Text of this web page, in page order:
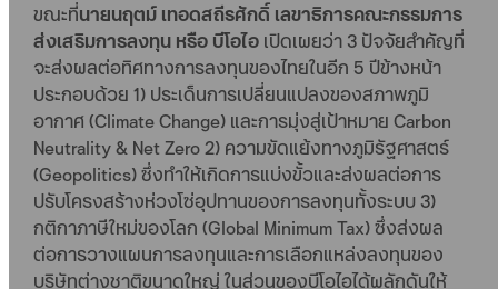
ขณะที่นายนฤตม์ เทอดสถีรศักดิ์ เลขาธิการคณะกรรมการ
ส่งเสริมการลงทุน หรือ บีโอไอ เปิดเผยว่า 3 ปัจจัยสำคัญที่
จะส่งผลต่อทิศทางการลงทุนของไทยในอีก 5 ปีข้างหน้า
ประกอบด้วย 1) ประเด็นการเปลี่ยนแปลงของสภาพภูมิ
อากาศ (Climate Change) และการมุ่งสู่เป้าหมาย Carbon
Neutrality & Net Zero 2) ความขัดแย้งทางภูมิรัฐศาสตร์
(Geopolitics) ซึ่งทำให้เกิดการแบ่งขั้วและส่งผลต่อการ
ปรับโครงสร้างห่วงโซ่อุปทานของการลงทุนทั้งระบบ 3)
กติกาภาษีใหม่ของโลก (Global Minimum Tax) ซึ่งส่งผล
ต่อการวางแผนการลงทุนและการเลือกแหล่งลงทุนของ
บริษัทต่างชาติขนาดใหญ่ ในส่วนของบีโอไอได้ผลักดันให้